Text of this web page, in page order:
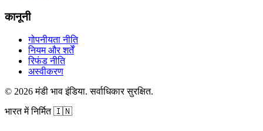
कानूनी
गोपनीयता नीति
नियम और शर्तें
रिफंड नीति
अस्वीकरण
© 2026 मंडी भाव इंडिया.सर्वाधिकार सुरक्षित.
भारत में निर्मित🇮🇳